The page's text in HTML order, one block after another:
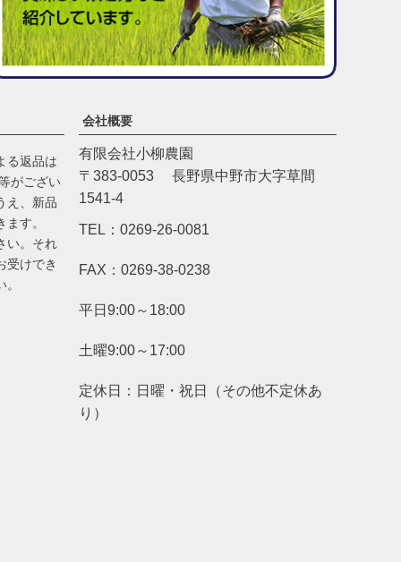
る返品は
がござい
え、新品
す。
い。それ
受けでき
会社概要
有限会社小柳農園
〒383-0053 長野県中野市大字草間
1541-4
TEL：0269-26-0081
FAX：0269-38-0238
平日9:00～18:00
土曜9:00～17:00
定休日：日曜・祝日（その他不定休あ
り）